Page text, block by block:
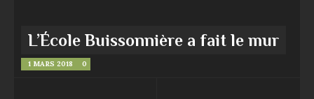
L’École Buissonnière a fait le mur
1 MARS 2018 0